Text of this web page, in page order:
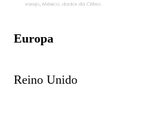
Europa
Reino Unido